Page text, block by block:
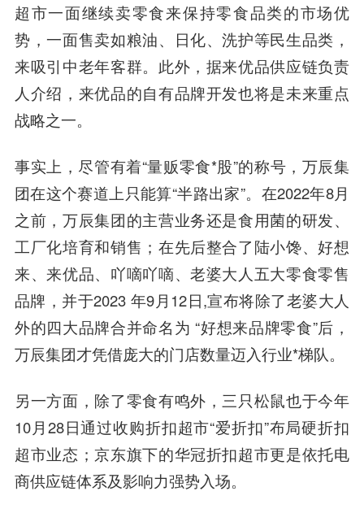
超市一面继续卖零食来保持零食品类的市场优
势，一面售卖如粮油、日化、洗护等民生品类，
来吸引中老年客群。此外，据来优品供应链负责
人介绍，来优品的自有品牌开发也将是未来重点
战略之一。
事实上，尽管有着“量贩零食*股”的称号，万辰集
团在这个赛道上只能算“半路出家”。在2022年8月
之前，万辰集团的主营业务还是食用菌的研发、
工厂化培育和销售；在先后整合了陆小馋、好想
来、来优品、吖嘀吖嘀、老婆大人五大零食零售
品牌，并于2023 年9月12日,宣布将除了老婆大人
外的四大品牌合并命名为 “好想来品牌零食”后，
万辰集团才凭借庞大的门店数量迈入行业*梯队。
另一方面，除了零食有鸣外，三只松鼠也于今年
10月28日通过收购折扣超市“爱折扣”布局硬折扣
超市业态；京东旗下的华冠折扣超市更是依托电
商供应链体系及影响力强势入场。